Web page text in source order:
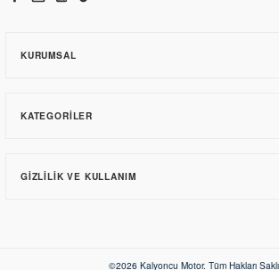
KURUMSAL
KATEGORILER
GIZLILIK VE KULLANIM
©2026 Kalyoncu Motor. Tüm Hakları